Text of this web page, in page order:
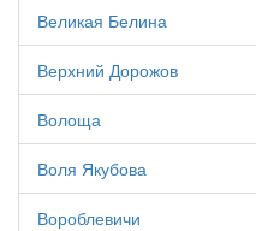
Великая Белина
Верхний Дорожов
Волоща
Воля Якубова
Вороблевичи